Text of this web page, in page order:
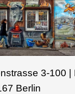
3-100 |
Berlin